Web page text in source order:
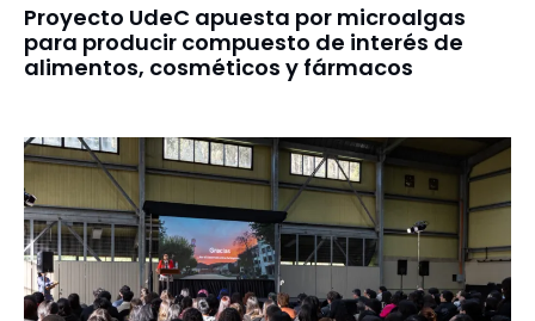
Proyecto UdeC apuesta por microalgas
para producir compuesto de interés de
alimentos, cosméticos y fármacos